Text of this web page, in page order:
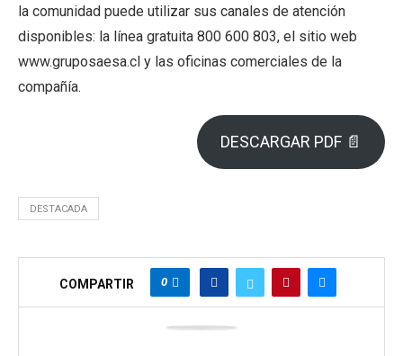
la comunidad puede utilizar sus canales de atención
disponibles: la línea gratuita 800 600 803, el sitio web
www.gruposaesa.cl y las oficinas comerciales de la
compañía.
DESCARGAR PDF 📄
DESTACADA
COMPARTIR 0